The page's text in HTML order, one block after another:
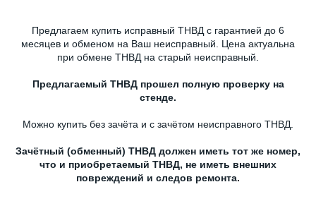
Предлагаем купить исправный ТНВД с гарантией до 6
месяцев и обменом на Ваш неисправный. Цена актуальна
при обмене ТНВД на старый неисправный.
Предлагаемый ТНВД прошел полную проверку на
стенде.
Можно купить без зачёта и с зачётом неисправного ТНВД.
Зачётный (обменный) ТНВД должен иметь тот же номер,
что и приобретаемый ТНВД, не иметь внешних
повреждений и следов ремонта.